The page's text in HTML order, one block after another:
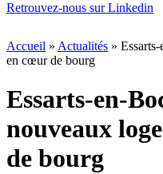
Retrouvez-nous surLinkedin
Accueil » Actualités »
en cœur de bourg
Essarts-en-
nouveaux
de bourg